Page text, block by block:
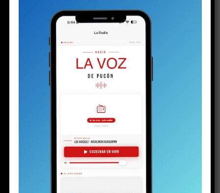
Facebook
RELATED TOPICS:
AVISO LEGAL CAUSA V-87-2025
AVISO LEGAL CAUSA V-88-2025